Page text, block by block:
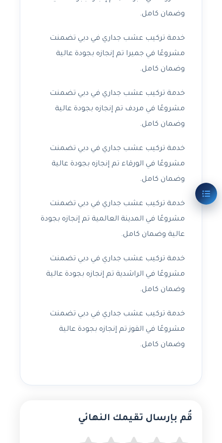
وضمان كامل.
خدمة تركيب عشب جداري في دبي تضمنت
مشروعًا في جميرا تم إنجازه بجودة عالية
وضمان كامل.
خدمة تركيب عشب جداري في دبي تضمنت
مشروعًا في مردف تم إنجازه بجودة عالية
وضمان كامل.
خدمة تركيب عشب جداري في دبي تضمنت
مشروعًا في الورقاء تم إنجازه بجودة عالية
وضمان كامل.
خدمة تركيب عشب جداري في دبي تضمنت
مشروعًا في المدينة العالمية تم إنجازه بجودة
عالية وضمان كامل.
خدمة تركيب عشب جداري في دبي تضمنت
مشروعًا في الراشدية تم إنجازه بجودة عالية
وضمان كامل.
خدمة تركيب عشب جداري في دبي تضمنت
مشروعًا في القوز تم إنجازه بجودة عالية
وضمان كامل.
قُم بإرسال تقيمك النهائي